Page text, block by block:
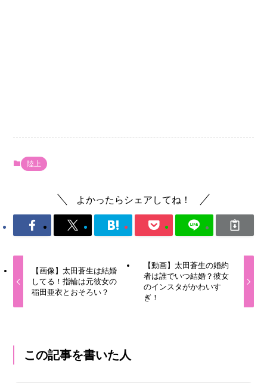
陸上
よかったらシェアしてね！
【画像】太田蒼生は結婚
してる！指輪は元彼女の
稲田亜衣とおそろい？
【動画】太田蒼生の婚約
者は誰でいつ結婚？彼女
のインスタがかわいす
ぎ！
この記事を書いた人